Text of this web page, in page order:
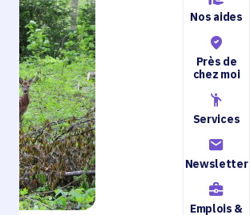
Nos aides
Près de
chez moi
Services
Newsletter
Emplois &